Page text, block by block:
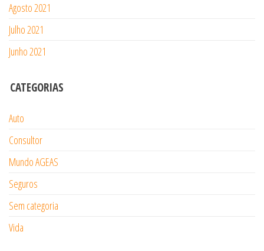
Agosto 2021
Julho 2021
Junho 2021
CATEGORIAS
Auto
Consultor
Mundo AGEAS
Seguros
Sem categoria
Vida